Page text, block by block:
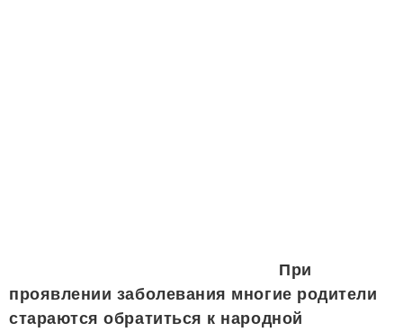
При
проявлении заболевания многие родители
стараются обратиться к народной